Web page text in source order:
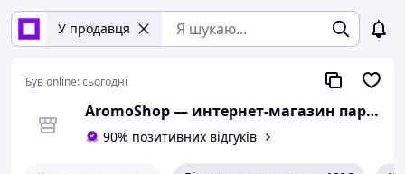
У продавця
Був online:сьогодні
AromoShop — интернет-магазин парфюмерии и косметики
90% позитивних відгуків